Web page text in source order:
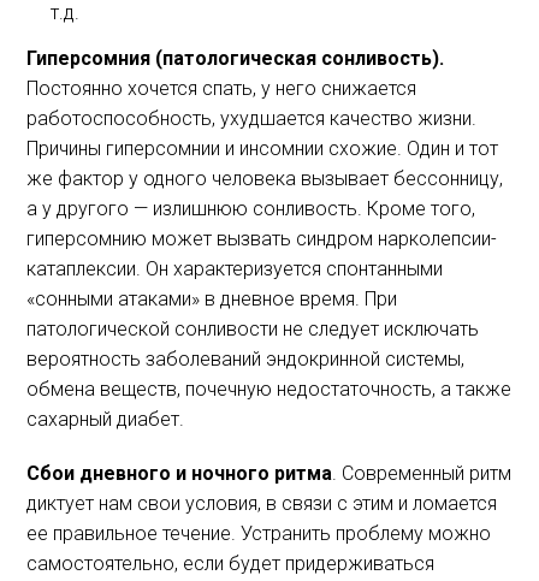
т.д.
Гиперсомния (патологическая сонливость).
Постоянно хочется спать, у него снижается
работоспособность, ухудшается качество жизни.
Причины гиперсомнии и инсомнии схожие. Один и тот
же фактор у одного человека вызывает бессонницу,
а у другого — излишнюю сонливость. Кроме того,
гиперсомнию может вызвать синдром нарколепсии-
катаплексии. Он характеризуется спонтанными
«сонными атаками» в дневное время. При
патологической сонливости не следует исключать
вероятность заболеваний эндокринной системы,
обмена веществ, почечную недостаточность, а также
сахарный диабет.
Сбои дневного и ночного ритма. Современный ритм
диктует нам свои условия, в связи с этим и ломается
ее правильное течение. Устранить проблему можно
самостоятельно, если будет придерживаться